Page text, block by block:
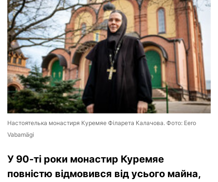
Настоятелька монастиря Куремяе Філарета Калачова. Фото: Eero
Vabamägi
У 90-ті роки монастир Куремяе
повністю відмовився від усього майна,